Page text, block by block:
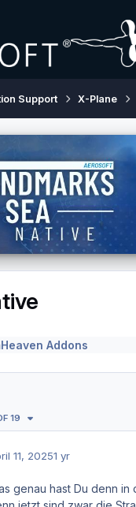
Support X-Plane
Addons
19
11, 20251 yr
genau hast Du denn in